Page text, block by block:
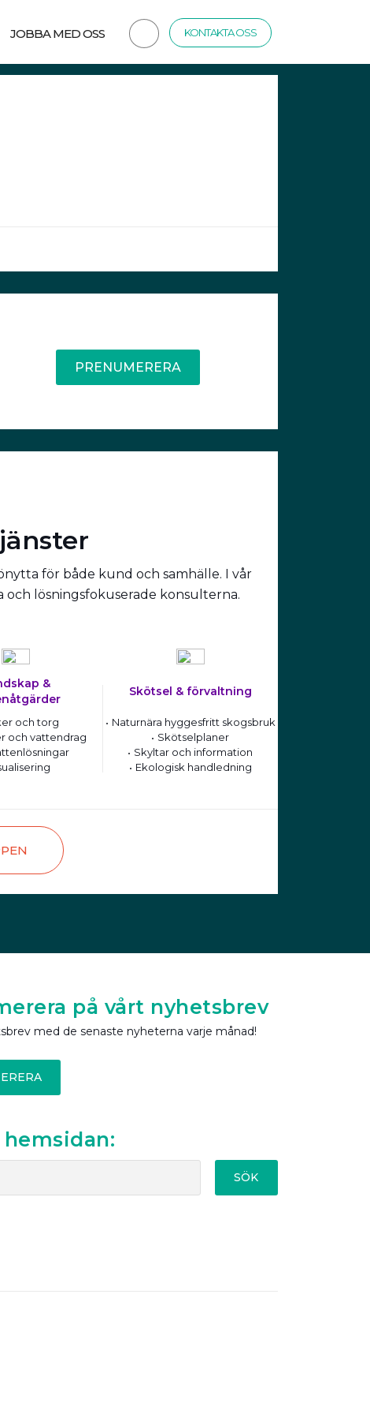
JOBBA MED OSS KONTAKTA OSS
PRENUMERERA
för både kund och samhälle. I vår
lösningsfokuserade konsulterna.
&
och torg
och vattendrag
Skötsel & förvaltning
Naturnära hyggesfritt skogsbruk
Skötselplaner
Skyltar och information
Ekologisk handledning
på vårt nyhetsbrev
med de senaste nyheterna varje månad!
hemsidan:
SÖK